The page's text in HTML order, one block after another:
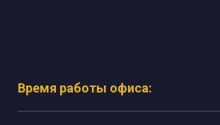
Время работы офиса: